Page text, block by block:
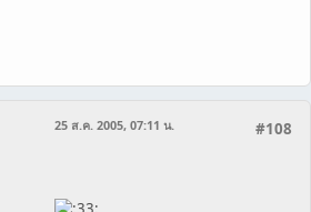
#108
25 ส.ค. 2005, 07:11 น.